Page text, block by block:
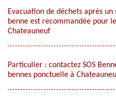
Evacuation de déchets après
benne est recommandée pour
Chateauneuf
Particulier : contactez SOS
bennes ponctuelle à